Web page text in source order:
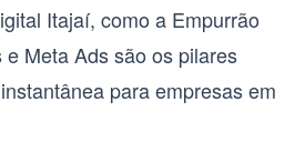
Itajaí, como a Empurrão
Meta Ads são os pilares
para empresas em